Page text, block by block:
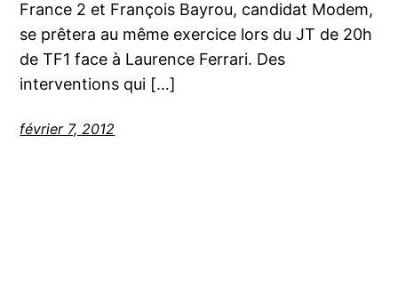
France 2 et François Bayrou, candidat Modem,
se prêtera au même exercice lors du JT de 20h
de TF1 face à Laurence Ferrari. Des
interventions qui […]
février 7, 2012